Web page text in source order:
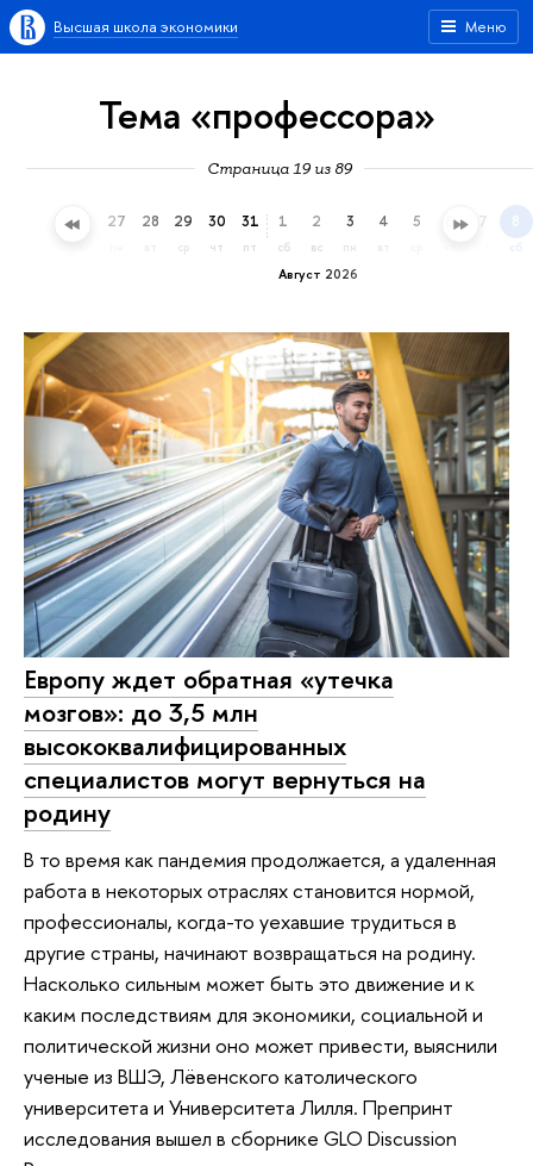
Меню
Высшая школа экономики
Тема «профессора»
Страница 19 из 89
26 27 28 29
ср
30
чт
31
пт
Август 2026
1
сб
2
вс
3
пн
4 5 6 7 8
сб
Европу ждет обратная «утечка
мозгов»: до 3,5 млн
высококвалифицированных
специалистов могут вернуться на
родину
В то время как пандемия продолжается, а удаленная
работа в некоторых отраслях становится нормой,
профессионалы, когда-то уехавшие трудиться в
другие страны, начинают возвращаться на родину.
Насколько сильным может быть это движение и к
каким последствиям для экономики, социальной и
политической жизни оно может привести, выяснили
ученые из ВШЭ, Лёвенского католического
университета и Университета Лилля. Препринт
исследования вышел в сборнике GLO Discussion